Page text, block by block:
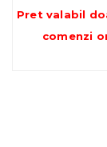
Pret valabil
comenzi